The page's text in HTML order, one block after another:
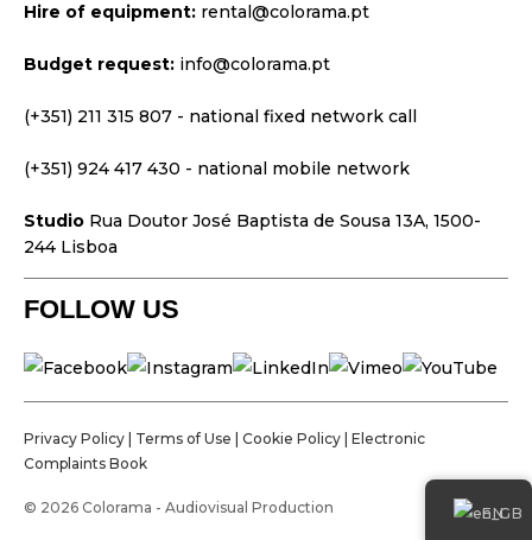
Websites
Visual Identity
Hire of equipment: rental@colorama.pt
Budget request: info@colorama.pt
(+351) 211 315 807 - national fixed network call
(+351) 924 417 430 - national mobile network
Studio Rua Doutor José Baptista de Sousa 13A, 1500-
244 Lisboa
FOLLOW US
Privacy Policy Terms of Use Cookie Policy Electronic
Complaints Book
© 2026 Colorama - Audiovisual Production EN